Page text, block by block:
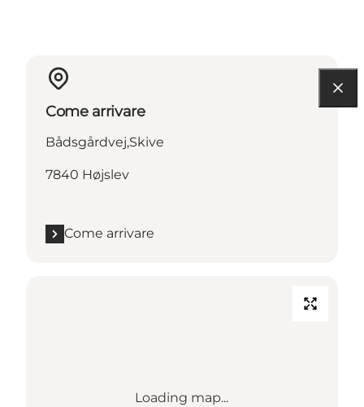
Come arrivare
Bådsgårdvej,Skive
7840 Højslev
Come arrivare
Loading map...